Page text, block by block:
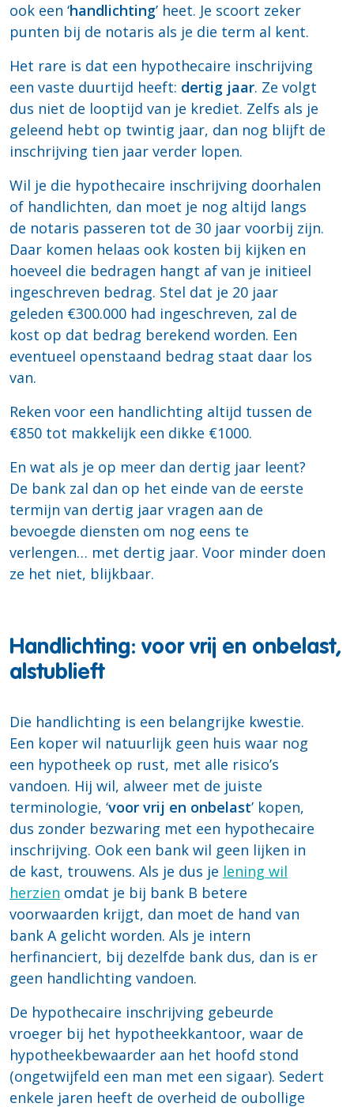
ook een ‘handlichting’ heet. Je scoort zeker
punten bij de notaris als je die term al kent.
Het rare is dat een hypothecaire inschrijving
een vaste duurtijd heeft: dertig jaar. Ze volgt
dus niet de looptijd van je krediet. Zelfs als je
geleend hebt op twintig jaar, dan nog blijft de
inschrijving tien jaar verder lopen.
Wil je die hypothecaire inschrijving doorhalen
of handlichten, dan moet je nog altijd langs
de notaris passeren tot de 30 jaar voorbij zijn.
Daar komen helaas ook kosten bij kijken en
hoeveel die bedragen hangt af van je initieel
ingeschreven bedrag. Stel dat je 20 jaar
geleden €300.000 had ingeschreven, zal de
kost op dat bedrag berekend worden. Een
eventueel openstaand bedrag staat daar los
van.
Reken voor een handlichting altijd tussen de
€850 tot makkelijk een dikke €1000.
En wat als je op meer dan dertig jaar leent?
De bank zal dan op het einde van de eerste
termijn van dertig jaar vragen aan de
bevoegde diensten om nog eens te
verlengen… met dertig jaar. Voor minder doen
ze het niet, blijkbaar.
Handlichting: voor vrij en onbelast,
alstublieft
Die handlichting is een belangrijke kwestie.
Een koper wil natuurlijk geen huis waar nog
een hypotheek op rust, met alle risico’s
vandoen. Hij wil, alweer met de juiste
terminologie, ‘voor vrij en onbelast’ kopen,
dus zonder bezwaring met een hypothecaire
inschrijving. Ook een bank wil geen lijken in
de kast, trouwens. Als je dus je lening wil
herzien omdat je bij bank B betere
voorwaarden krijgt, dan moet de hand van
bank A gelicht worden. Als je intern
herfinanciert, bij dezelfde bank dus, dan is er
geen handlichting vandoen.
De hypothecaire inschrijving gebeurde
vroeger bij het hypotheekkantoor, waar de
hypotheekbewaarder aan het hoofd stond
(ongetwijfeld een man met een sigaar). Sedert
enkele jaren heeft de overheid de oubollige